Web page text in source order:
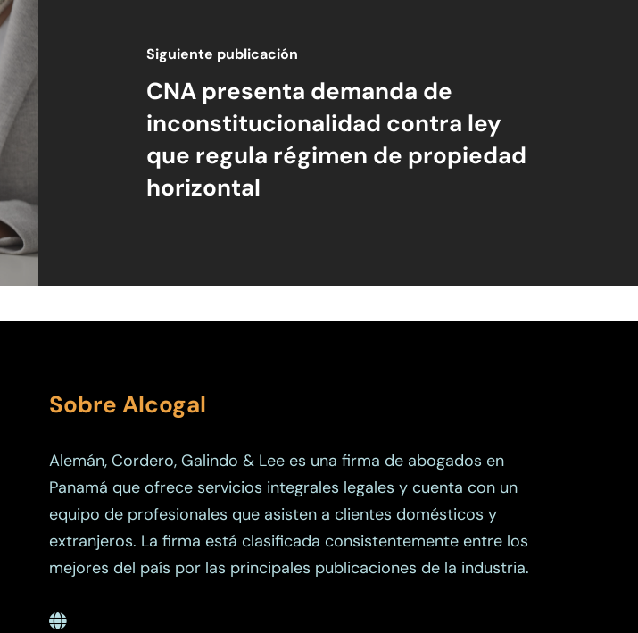
Siguiente publicación
CNA presenta demanda de
inconstitucionalidad contra ley
que regula régimen de propiedad
horizontal
Sobre Alcogal
Alemán, Cordero, Galindo & Lee es una firma de abogados en
Panamá que ofrece servicios integrales legales y cuenta con un
equipo de profesionales que asisten a clientes domésticos y
extranjeros. La firma está clasificada consistentemente entre los
mejores del país por las principales publicaciones de la industria.